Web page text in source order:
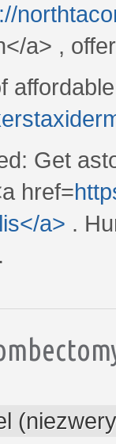
a> ,
Get
href=
a> .